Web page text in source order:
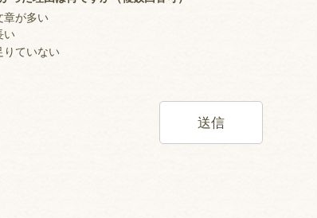
章が多い
い
りていない